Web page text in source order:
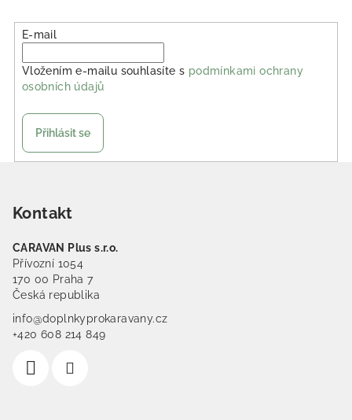
E-mail
Vložením e-mailu souhlasíte s podmínkami ochrany
osobních údajů
Přihlásit se
Kontakt
CARAVAN Plus s.r.o.
Přívozní 1054
170 00 Praha 7
Česká republika
info@doplnkyprokaravany.cz
+420 608 214 849